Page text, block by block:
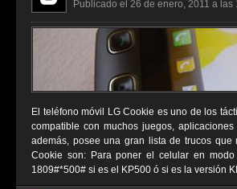
Publicado el 26 de enero, 2011 a las
El teléfono móvil LG Cookie es uno de los
compatible con muchos juegos,
además, posee una gran lista de trucos
Cookie son: Para poner el celular en
1809#*500# si es el KP500 ó si es la versión